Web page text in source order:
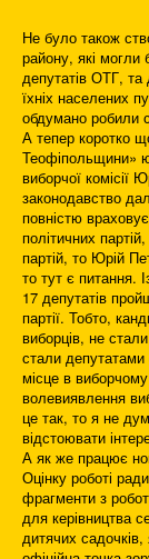
Не було також
району, які могли
депутатів ОТГ,
їхніх населених
обдумано робили
А тепер коротко
Теофіпольщини»
виборчої комісії
законодавство
повністю
політичних
партій, то Юрій
то тут є питання.
17 депутатів
партії. Тобто,
виборців, не
стали
місце в
волевиявлення
це так, то я не
відстоювати
А як же працює
Оцінку роботі
фрагменти з
для керівництва
дитячих